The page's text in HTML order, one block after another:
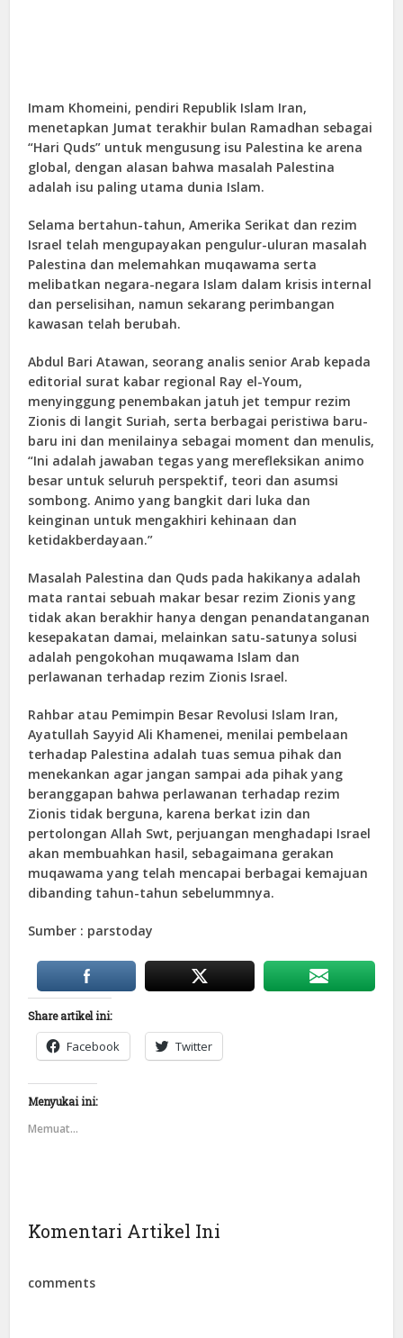
Imam Khomeini, pendiri Republik Islam Iran,
menetapkan Jumat terakhir bulan Ramadhan sebagai
“Hari Quds” untuk mengusung isu Palestina ke arena
global, dengan alasan bahwa masalah Palestina
adalah isu paling utama dunia Islam.
Selama bertahun-tahun, Amerika Serikat dan rezim
Israel telah mengupayakan pengulur-uluran masalah
Palestina dan melemahkan muqawama serta
melibatkan negara-negara Islam dalam krisis internal
dan perselisihan, namun sekarang perimbangan
kawasan telah berubah.
Abdul Bari Atawan, seorang analis senior Arab kepada
editorial surat kabar regional Ray el-Youm,
menyinggung penembakan jatuh jet tempur rezim
Zionis di langit Suriah, serta berbagai peristiwa baru-
baru ini dan menilainya sebagai moment dan menulis,
“Ini adalah jawaban tegas yang merefleksikan animo
besar untuk seluruh perspektif, teori dan asumsi
sombong. Animo yang bangkit dari luka dan
keinginan untuk mengakhiri kehinaan dan
ketidakberdayaan.”
Masalah Palestina dan Quds pada hakikanya adalah
mata rantai sebuah makar besar rezim Zionis yang
tidak akan berakhir hanya dengan penandatanganan
kesepakatan damai, melainkan satu-satunya solusi
adalah pengokohan muqawama Islam dan
perlawanan terhadap rezim Zionis Israel.
Rahbar atau Pemimpin Besar Revolusi Islam Iran,
Ayatullah Sayyid Ali Khamenei, menilai pembelaan
terhadap Palestina adalah tuas semua pihak dan
menekankan agar jangan sampai ada pihak yang
beranggapan bahwa perlawanan terhadap rezim
Zionis tidak berguna, karena berkat izin dan
pertolongan Allah Swt, perjuangan menghadapi Israel
akan membuahkan hasil, sebagaimana gerakan
muqawama yang telah mencapai berbagai kemajuan
dibanding tahun-tahun sebelummnya.
Sumber : parstoday
Share artikel ini:
Facebook Twitter
Menyukai ini:
Memuat...
Komentari Artikel Ini
comments